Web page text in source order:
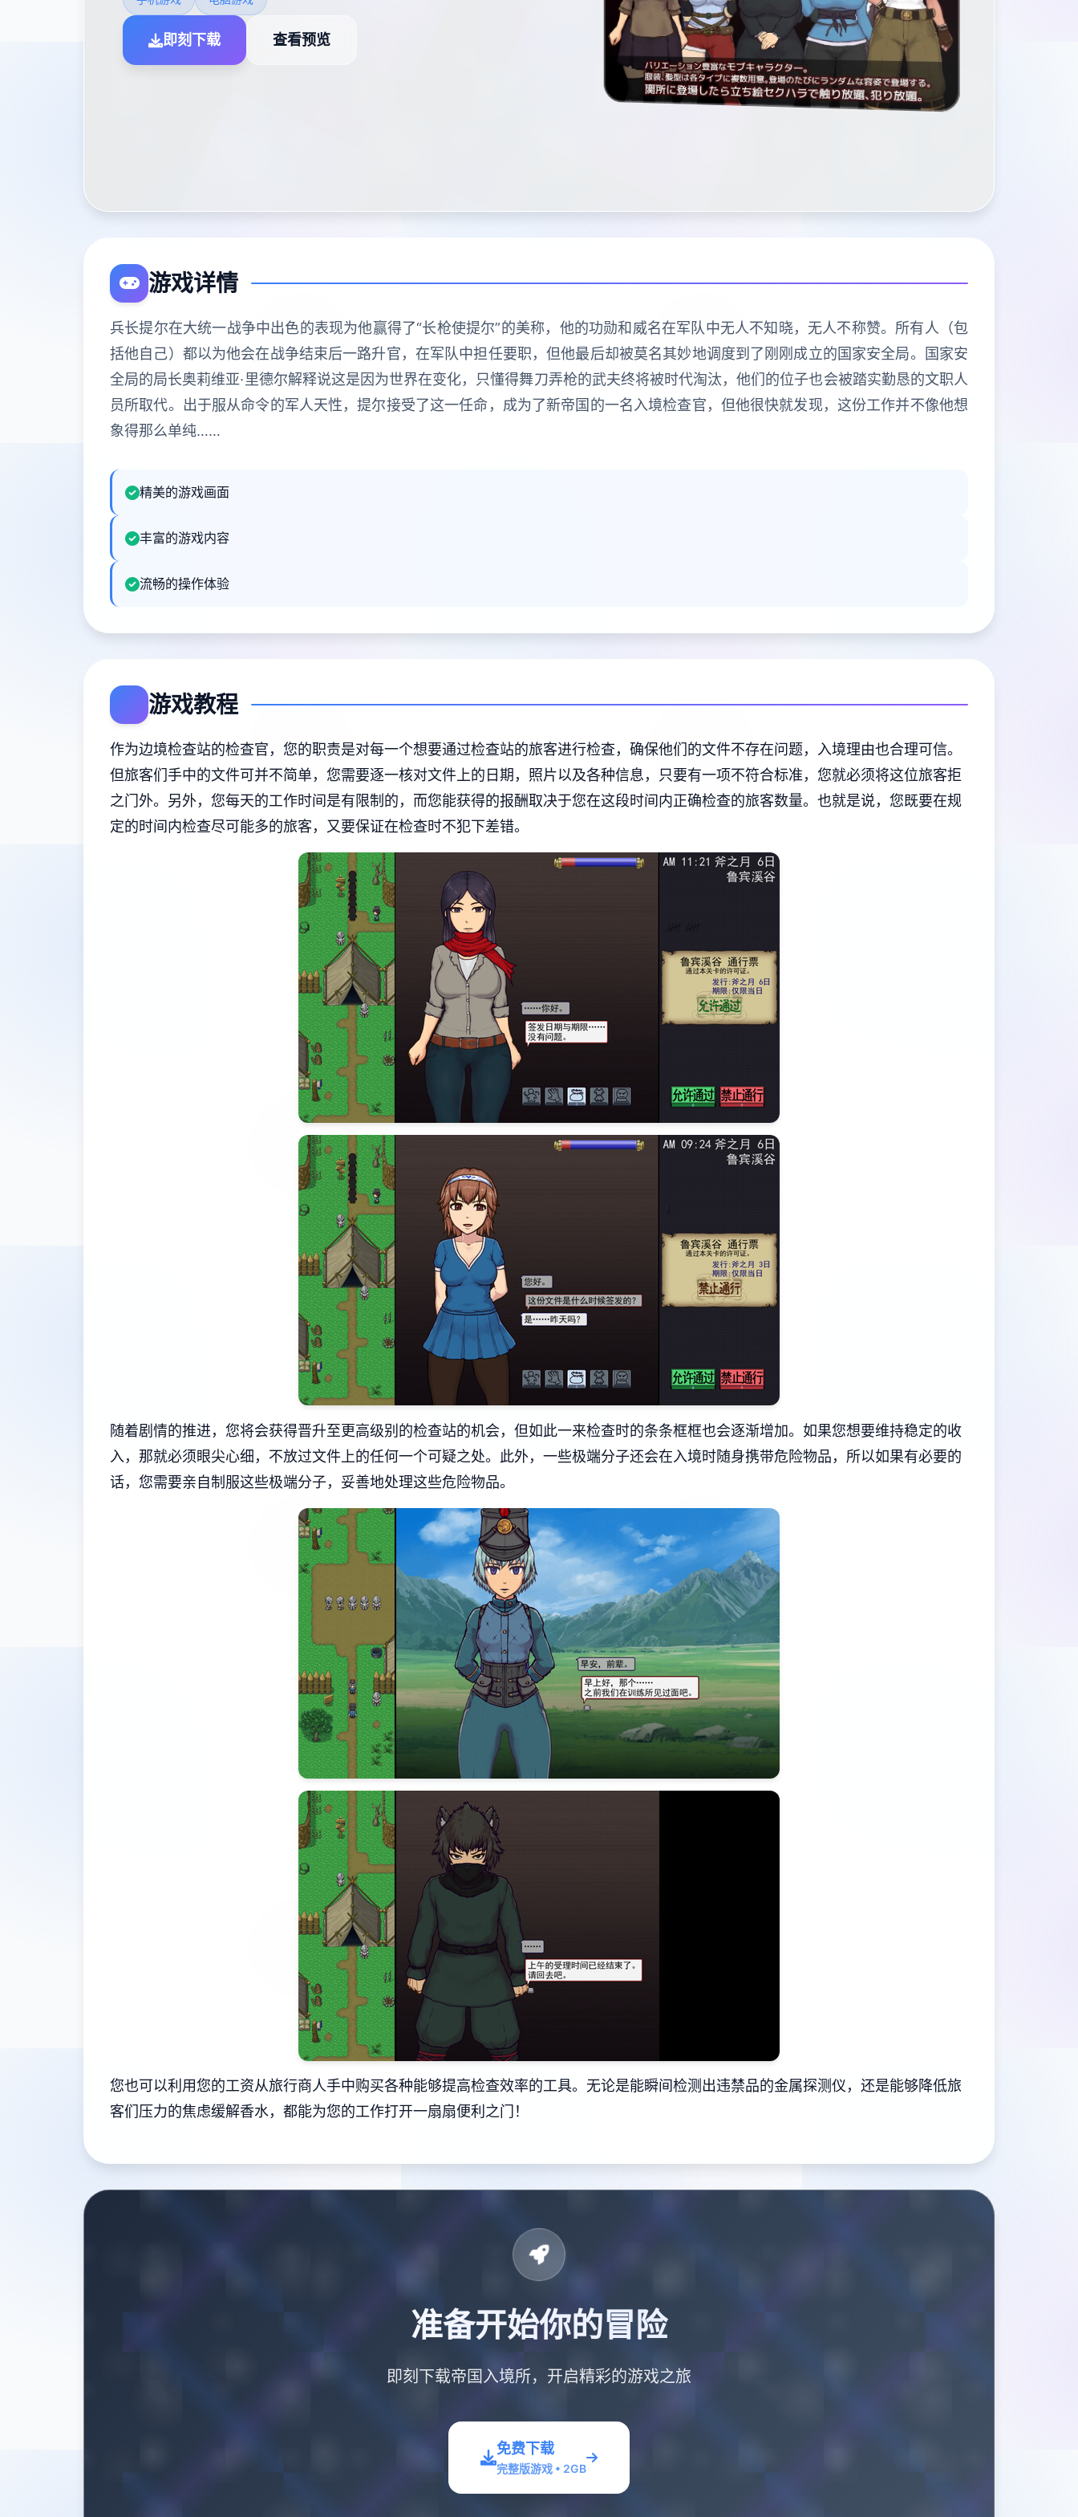
即刻下载 查看预览
游戏详情
兵长提尔在大统一战争中出色的表现为他赢得了“长枪使提尔”的美称，他的功勋和威名在军队中无人不知晓，无人不称赞。所有人（包
括他自己）都以为他会在战争结束后一路升官，在军队中担任要职，但他最后却被莫名其妙地调度到了刚刚成立的国家安全局。国家安
全局的局长奥莉维亚·里德尔解释说这是因为世界在变化，只懂得舞刀弄枪的武夫终将被时代淘汰，他们的位子也会被踏实勤恳的文职人
员所取代。出于服从命令的军人天性，提尔接受了这一任命，成为了新帝国的一名入境检查官，但他很快就发现，这份工作并不像他想
象得那么单纯……
精美的游戏画面
丰富的游戏内容
流畅的操作体验
游戏教程
作为边境检查站的检查官，您的职责是对每一个想要通过检查站的旅客进行检查，确保他们的文件不存在问题，入境理由也合理可信。
但旅客们手中的文件可并不简单，您需要逐一核对文件上的日期，照片以及各种信息，只要有一项不符合标准，您就必须将这位旅客拒
之门外。另外，您每天的工作时间是有限制的，而您能获得的报酬取决于您在这段时间内正确检查的旅客数量。也就是说，您既要在规
定的时间内检查尽可能多的旅客，又要保证在检查时不犯下差错。
随着剧情的推进，您将会获得晋升至更高级别的检查站的机会，但如此一来检查时的条条框框也会逐渐增加。如果您想要维持稳定的收
入，那就必须眼尖心细，不放过文件上的任何一个可疑之处。此外，一些极端分子还会在入境时随身携带危险物品，所以如果有必要的
话，您需要亲自制服这些极端分子，妥善地处理这些危险物品。
您也可以利用您的工资从旅行商人手中购买各种能够提高检查效率的工具。无论是能瞬间检测出违禁品的金属探测仪，还是能够降低旅
客们压力的焦虑缓解香水，都能为您的工作打开一扇扇便利之门！
准备开始你的冒险
即刻下载帝国入境所，开启精彩的游戏之旅
免费下载
完整版游戏 • 2GB